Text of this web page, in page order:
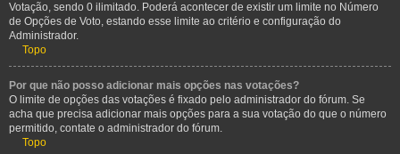
Votação, sendo 0 ilimitado. Poderá acontecer de existir um limite no Número
de Opções de Voto, estando esse limite ao critério e configuração do
Administrador.
Topo
Por que não posso adicionar mais opções nas votações?
O limite de opções das votações é fixado pelo administrador do fórum. Se
acha que precisa adicionar mais opções para a sua votação do que o número
permitido, contate o administrador do fórum.
Topo